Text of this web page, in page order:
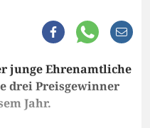
junge Ehrenamtliche
drei Preisgewinner
Jahr.